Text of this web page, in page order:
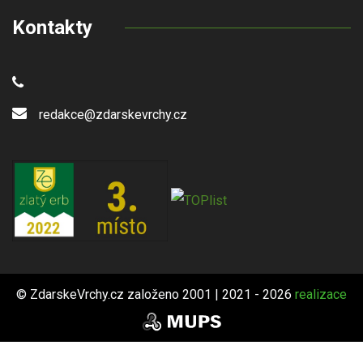
Kontakty
redakce@zdarskevrchy.cz
© ZdarskeVrchy.cz založeno 2001 | 2021 - 2026 realizace